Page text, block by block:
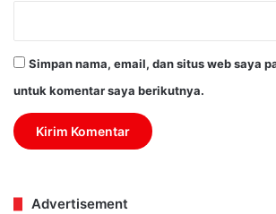
Simpan nama, email, dan situs web saya
untuk komentar saya berikutnya.
Advertisement